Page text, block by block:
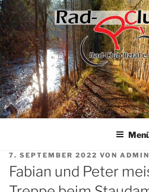
Zum
Inhalt
springen
TERMINE-
EREIGNISSE
VERÖFFENTLICHT
AM
7. SEPTEMBER 2022 VON ADMIN
Fabian und Peter
home
kontakt ▼
aktuell ▼
Galerie
verein ▼